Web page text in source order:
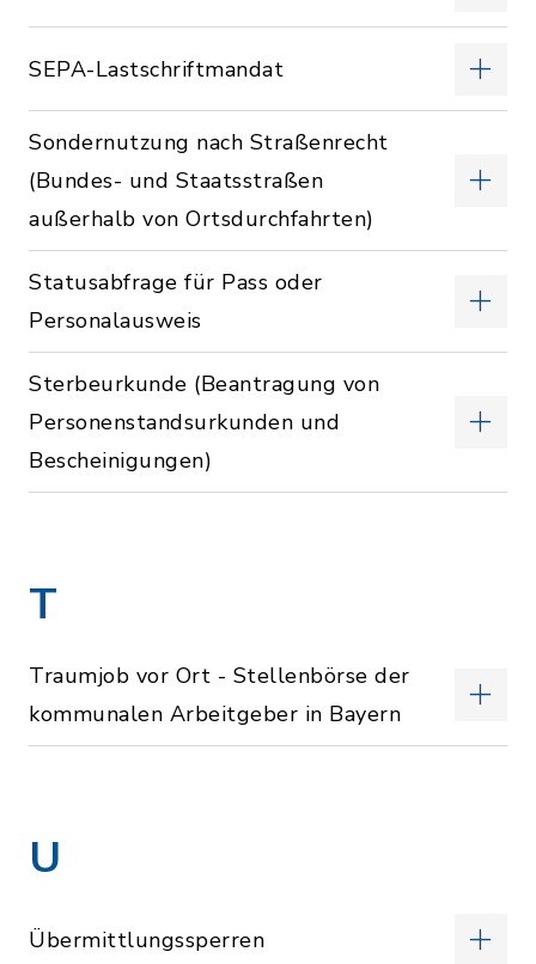
SEPA-Lastschriftmandat
Sondernutzung nach Straßenrecht
(Bundes- und Staatsstraßen
außerhalb von Ortsdurchfahrten)
Statusabfrage für Pass oder
Personalausweis
Sterbeurkunde (Beantragung von
Personenstandsurkunden und
Bescheinigungen)
T
Traumjob vor Ort - Stellenbörse der
kommunalen Arbeitgeber in Bayern
U
Übermittlungssperren